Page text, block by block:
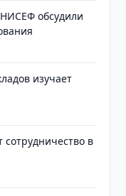
обсудили
изучает
в